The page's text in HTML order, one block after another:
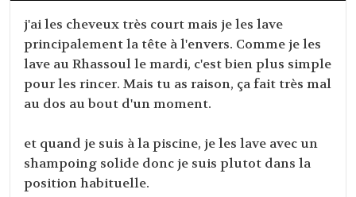
j'ai les cheveux très court mais je les lave
principalement la tête à l'envers. Comme je les
lave au Rhassoul le mardi, c'est bien plus simple
pour les rincer. Mais tu as raison, ça fait très mal
au dos au bout d'un moment.
et quand je suis à la piscine, je les lave avec un
shampoing solide donc je suis plutot dans la
position habituelle.